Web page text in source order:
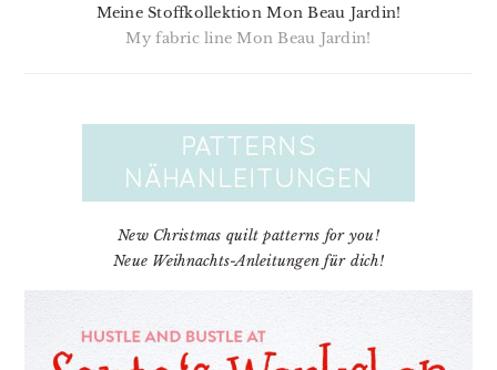
Meine Stoffkollektion Mon Beau Jardin!
My fabric line Mon Beau Jardin!
New Christmas quilt patterns for you!
Neue Weihnachts-Anleitungen für dich!